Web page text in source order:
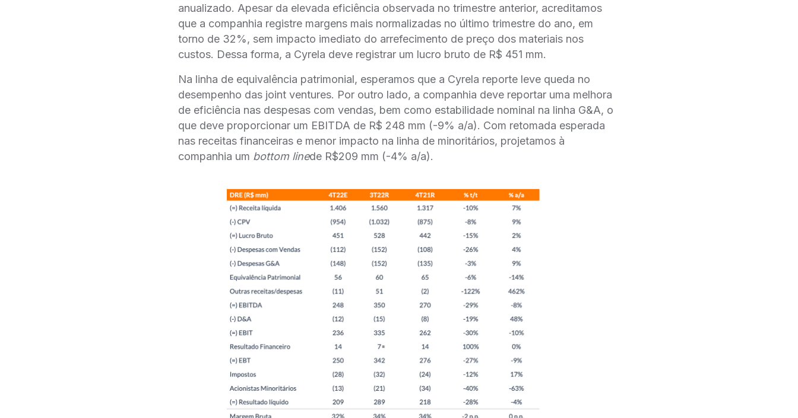
anualizado. Apesar da elevada eficiência observada no trimestre anterior, acreditamos
que a companhia registre margens mais normalizadas no último trimestre do ano, em
torno de 32%, sem impacto imediato do arrefecimento de preço dos materiais nos
custos. Dessa forma, a Cyrela deve registrar um lucro bruto de R$ 451 mm.
Na linha de equivalência patrimonial, esperamos que a Cyrela reporte leve queda no
desempenho das joint ventures. Por outro lado, a companhia deve reportar uma melhora
de eficiência nas despesas com vendas, bem como estabilidade nominal na linha G&A, o
que deve proporcionar um EBITDA de R$ 248 mm (-9% a/a). Com retomada esperada
nas receitas financeiras e menor impacto na linha de minoritários, projetamos à
companhia um bottom linede R$209 mm (-4% a/a).